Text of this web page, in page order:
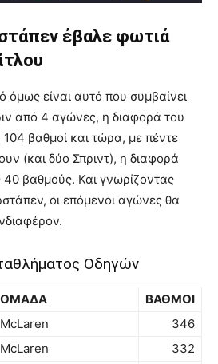
έβαλε φωτιά
όμως είναι αυτό που συμβαίνει
από 4 αγώνες, η διαφορά του
βαθμοί και τώρα, με πέντε
(και δύο Σπριντ), η διαφορά
40 βαθμούς. Και γνωρίζοντας
οι επόμενοι αγώνες θα
Οδηγών
ΟΜΑΔΑ
ΒΑΘΜΟΙ
McLaren
346
McLaren 332